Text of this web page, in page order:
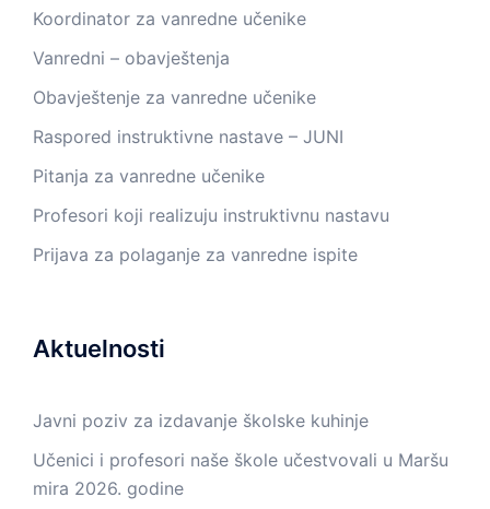
Koordinator za vanredne učenike
Vanredni – obavještenja
Obavještenje za vanredne učenike
Raspored instruktivne nastave – JUNI
Pitanja za vanredne učenike
Profesori koji realizuju instruktivnu nastavu
Prijava za polaganje za vanredne ispite
Aktuelnosti
Javni poziv za izdavanje školske kuhinje
Učenici i profesori naše škole učestvovali u Maršu
mira 2026. godine